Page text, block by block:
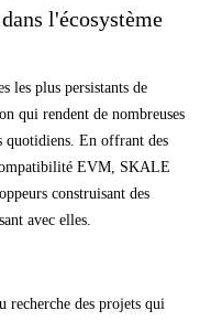
l'écosystème
les plus persistants de
qui rendent de nombreuses
quotidiens. En offrant des
EVM, SKALE
construisant des
avec elles.
recherche des projets qui